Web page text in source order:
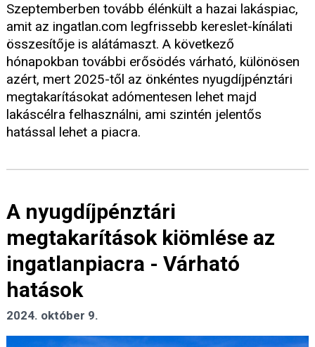
Szeptemberben tovább élénkült a hazai lakáspiac,
amit az ingatlan.com legfrissebb kereslet-kínálati
összesítője is alátámaszt. A következő
hónapokban további erősödés várható, különösen
azért, mert 2025-től az önkéntes nyugdíjpénztári
megtakarításokat adómentesen lehet majd
lakáscélra felhasználni, ami szintén jelentős
hatással lehet a piacra.
A nyugdíjpénztári
megtakarítások kiömlése az
ingatlanpiacra - Várható
hatások
2024. október 9.